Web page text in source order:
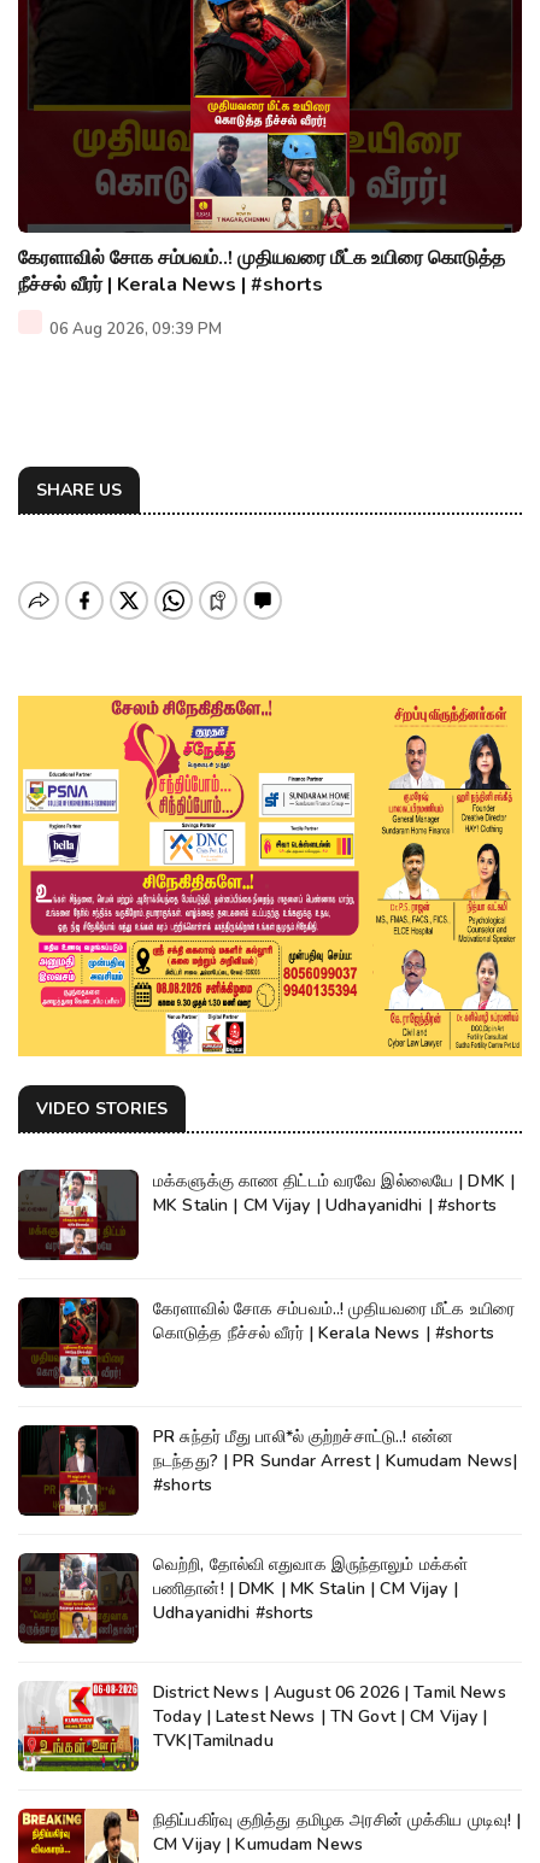
கேரளாவில் சோக சம்பவம்..! முதியவரை மீட்க உயிரை கொடுத்த
நீச்சல் வீரர் | Kerala News | #shorts
06 Aug 2026, 09:39 PM
SHARE US
VIDEO STORIES
மக்களுக்கு காண திட்டம் வரவே இல்லையே | DMK |
MK Stalin | CM Vijay | Udhayanidhi | #shorts
கேரளாவில் சோக சம்பவம்..! முதியவரை மீட்க உயிரை
கொடுத்த நீச்சல் வீரர் | Kerala News | #shorts
PR சுந்தர் மீது பாலி*ல் குற்றச்சாட்டு..! என்ன
நடந்தது? | PR Sundar Arrest | Kumudam News|
#shorts
வெற்றி, தோல்வி எதுவாக இருந்தாலும் மக்கள்
பணிதான்! | DMK | MK Stalin | CM Vijay |
Udhayanidhi #shorts
District News | August 06 2026 | Tamil News
Today | Latest News | TN Govt | CM Vijay |
TVK|Tamilnadu
நிதிப்பகிர்வு குறித்து தமிழக அரசின் முக்கிய முடிவு! |
CM Vijay | Kumudam News